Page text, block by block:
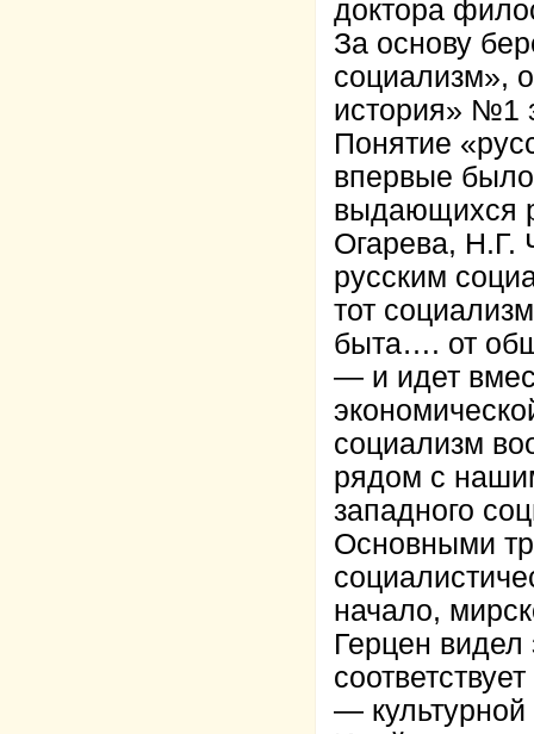
доктора
За основу
социализм»,
история» №1
Понятие
впервые
выдающихся
Огарева, Н.Г.
русским
тот
быта…. от
— и идет
социализм
рядом с
западного
Основными
начало,
Герцен видел
— культурной